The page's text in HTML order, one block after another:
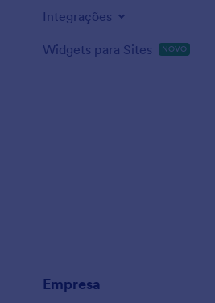
Integrações
Widgets para Sites NOVO
Empresa